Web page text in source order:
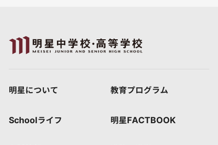
明星について 教育プログラム
Schoolライフ 明星FACTBOOK